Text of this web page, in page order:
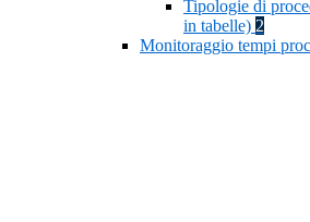
Tipologie di
in tabelle) 2
Monitoraggio tempi